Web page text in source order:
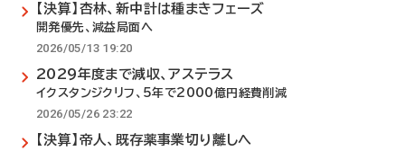
【決算】杏林、新中計は種まきフェーズ
開発優先、減益局面へ
2026/05/13 19:20
2029年度まで減収、アステラス
イクスタンジクリフ、5年で2000億円経費削減
2026/05/26 23:22
【決算】帝人、既存薬事業切り離しへ